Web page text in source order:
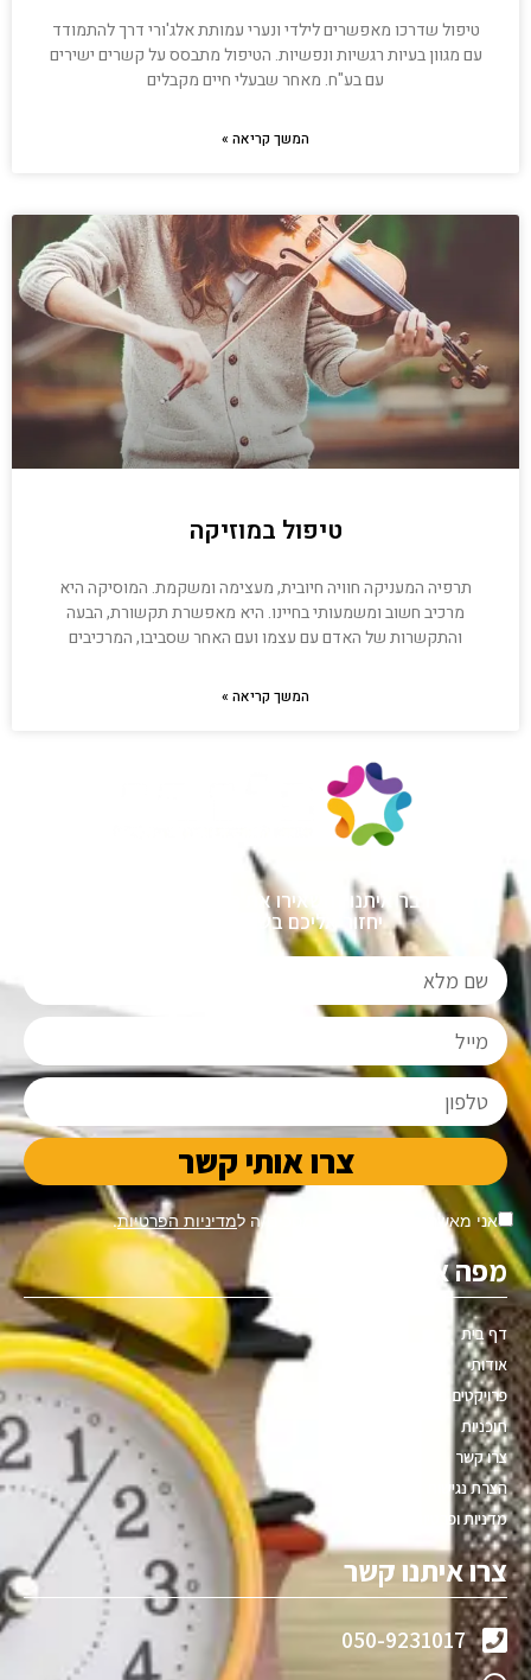
טיפול שדרכו מאפשרים לילדי ונערי עמותת אלג'ורי דרך להתמודד
עם מגוון בעיות רגשיות ונפשיות. הטיפול מתבסס על קשרים ישירים
עם בע"ח. מאחר שבעלי חיים מקבלים
המשך קריאה »
טיפול במוזיקה
תרפיה המעניקה חוויה חיובית, מעצימה ומשקמת. המוסיקה היא
מרכיב חשוב ומשמעותי בחיינו. היא מאפשרת תקשורת, הבעה
והתקשרות של האדם עם עצמו ועם האחר שסביבו, המרכיבים
המשך קריאה »
רוצים לדבר איתנו? השאירו את הפרטים שלכם ונציג שלנו
יחזור אליכם בשעות הפעילות.
אני מאשר/ת שקראתי ואני מסכים/ה למדיניות הפרטיות.
צרו אותי קשר
מפה אתר
דף בית
אודות
פרויקטים
תוכניות
צרו קשר
הצרת נגישות
מדניות ופרטיות
צרו איתנו קשר
050-9231017